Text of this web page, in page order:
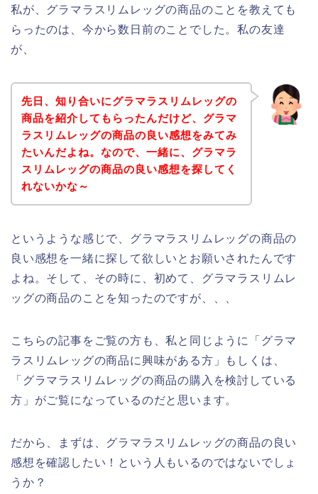
私が、グラマラスリムレッグの商品のことを教えても
らったのは、今から数日前のことでした。私の友達
が、
先日、知り合いにグラマラスリムレッグの
商品を紹介してもらったんだけど、グラマ
ラスリムレッグの商品の良い感想をみてみ
たいんだよね。なので、一緒に、グラマラ
スリムレッグの商品の良い感想を探してく
れないかな～
というような感じで、グラマラスリムレッグの商品の
良い感想を一緒に探して欲しいとお願いされたんです
よね。そして、その時に、初めて、グラマラスリムレ
ッグの商品のことを知ったのですが、、、
こちらの記事をご覧の方も、私と同じように「グラマ
ラスリムレッグの商品に興味がある方」もしくは、
「グラマラスリムレッグの商品の購入を検討している
方」がご覧になっているのだと思います。
だから、まずは、グラマラスリムレッグの商品の良い
感想を確認したい！という人もいるのではないでしょ
うか？